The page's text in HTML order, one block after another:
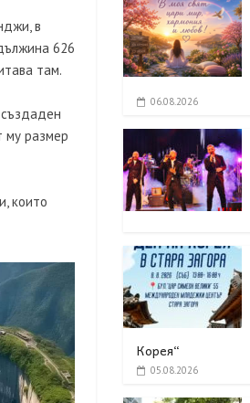
в
626
там.
му размер
които
06.08.2026
Корея“
05.08.2026